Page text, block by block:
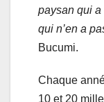
paysan qui
qui n’en a
Bucumi.
Chaque
10 et 20